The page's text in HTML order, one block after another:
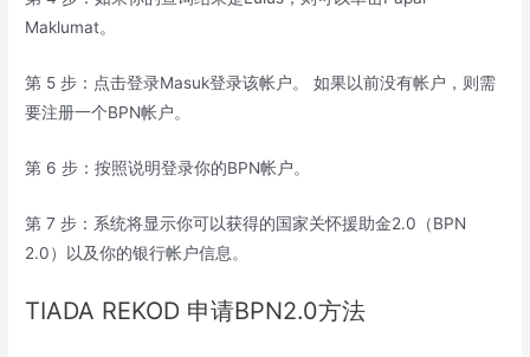
Maklumat。
第 5 步：点击登录Masuk登录该帐户。 如果以前没有帐户，则需
要注册一个BPN帐户。
第 6 步：按照说明登录你的BPN帐户。
第 7 步：系统将显示你可以获得的国家关怀援助金2.0（BPN
2.0）以及你的银行帐户信息。
TIADA REKOD 申请BPN2.0方法